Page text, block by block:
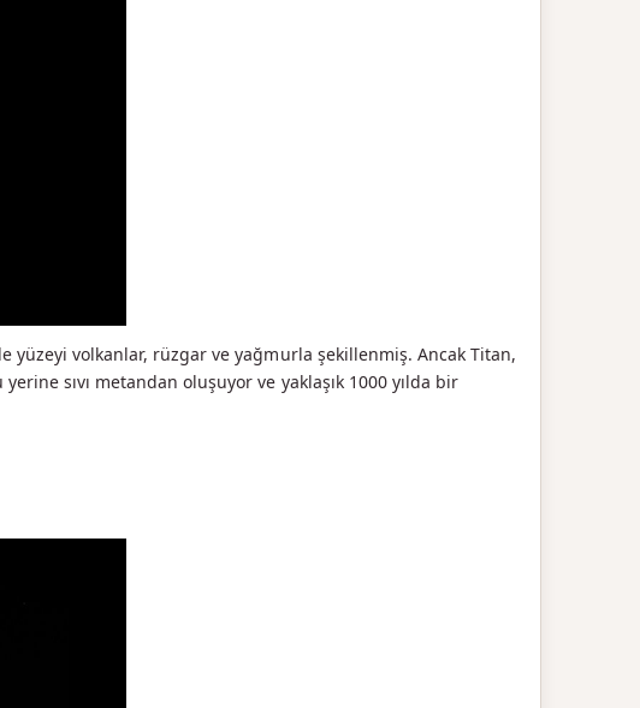
yüzeyi volkanlar, rüzgar ve yağmurla şekillenmiş. Ancak Titan,
sıvı metandan oluşuyor ve yaklaşık 1000 yılda bir